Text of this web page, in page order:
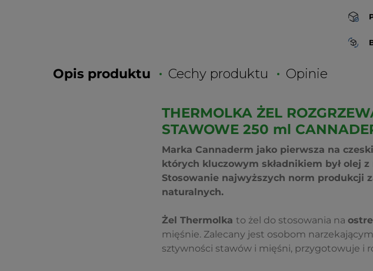
Opis produktu Cechy produktu Opinie
THERMOLKA ŻEL
STAWOWE 250 ml
Marka Cannaderm jako pierwsza na
których kluczowym składnikiem był olej z
Stosowanie najwyższych norm produkcji
naturalnych.
Żel Thermolka to żel do stosowania na
mięśnie. Zalecany jest osobom
sztywności stawów i mięśni, przygotowuje i